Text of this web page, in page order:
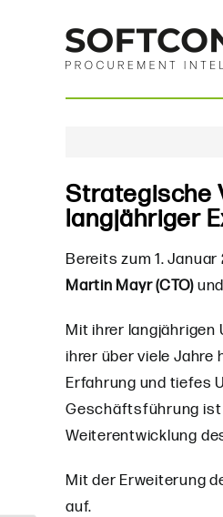
Strategische
langjähriger
Bereits zum 1.
Martin Mayr (CTO) und
Mit ihrer langjährigen
ihrer über viele Jahre
Erfahrung und tiefes
Geschäftsführung ist
Weiterentwicklung
Mit der Erweiterung
auf.